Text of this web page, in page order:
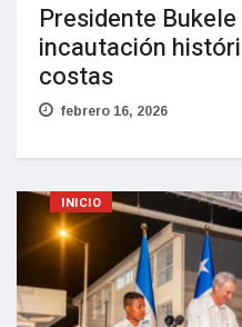
Presidente
incautación
costas
febrero 16, 2026
INICIO